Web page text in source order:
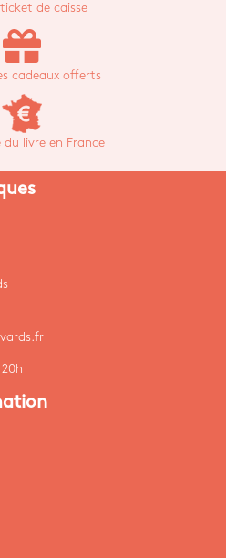
de caisse
cadeaux offerts
du livre en France